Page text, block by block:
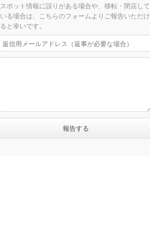
スポット情報に誤りがある場合や、移転・閉店して
いる場合は、こちらのフォームよりご報告いただけ
ると幸いです。